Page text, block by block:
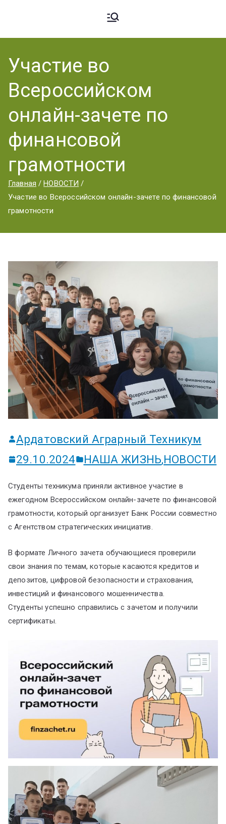
Ардато
Аграрн
Техник
ум
техникум».
Участие во
Всероссийском
онлайн-зачете по
финансовой
грамотности
Главная
НОВОСТИ
Участие во Всероссийском онлайн-зачете по финансовой
грамотности
Ардатовский Аграрный Техникум
29.10.2024
НАША ЖИЗНЬ,НОВОСТИ
Студенты техникума приняли активное участие в
ежегодном Всероссийском онлайн-зачете по финансовой
грамотности, который организует Банк России совместно
с Агентством стратегических инициатив.
В формате Личного зачета обучающиеся проверили
свои знания по темам, которые касаются кредитов и
депозитов, цифровой безопасности и страхования,
инвестиций и финансового мошенничества.
Студенты успешно справились с зачетом и получили
сертификаты.